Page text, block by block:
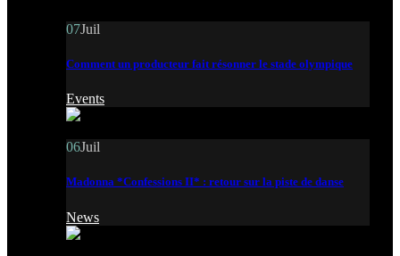
07Juil
Comment un producteur fait résonner le stade olympique
Events
06Juil
Madonna *Confessions II* : retour sur la piste de danse
News